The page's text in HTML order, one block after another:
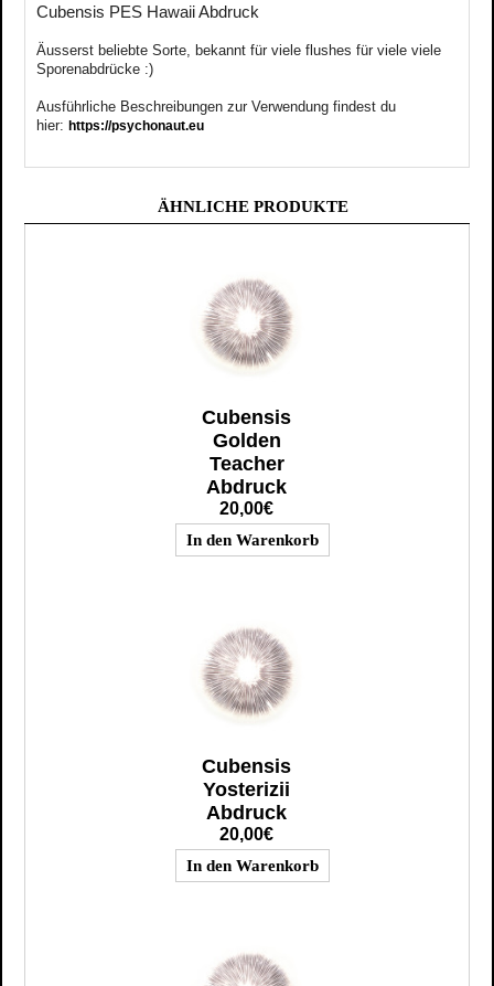
Cubensis PES Hawaii Abdruck
Äusserst beliebte Sorte, bekannt für viele flushes für viele viele
Sporenabdrücke :)
Ausführliche Beschreibungen zur Verwendung findest du
hier: https://psychonaut.eu
ÄHNLICHE PRODUKTE
Cubensis
Golden
Teacher
Abdruck
20,00€
Cubensis
Yosterizii
Abdruck
20,00€